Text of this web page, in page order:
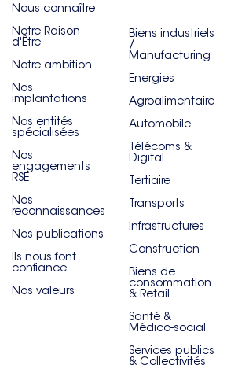
Nous connaître
Notre Raison
d'Être
Notre ambition
Nos
implantations
Nos entités
spécialisées
Nos
engagements
RSE
Nos
reconnaissances
Nos publications
Ils nous font
confiance
Nos valeurs
Biens industriels
/
Manufacturing
Energies
Agroalimentaire
Automobile
Télécoms &
Digital
Tertiaire
Transports
Infrastructures
Construction
Biens de
consommation
& Retail
Santé &
Médico-social
Services publics
& Collectivités